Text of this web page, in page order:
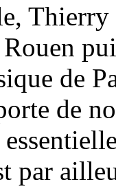
de
de
par